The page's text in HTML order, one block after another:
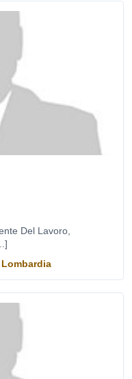
Del Lavoro,
Lombardia